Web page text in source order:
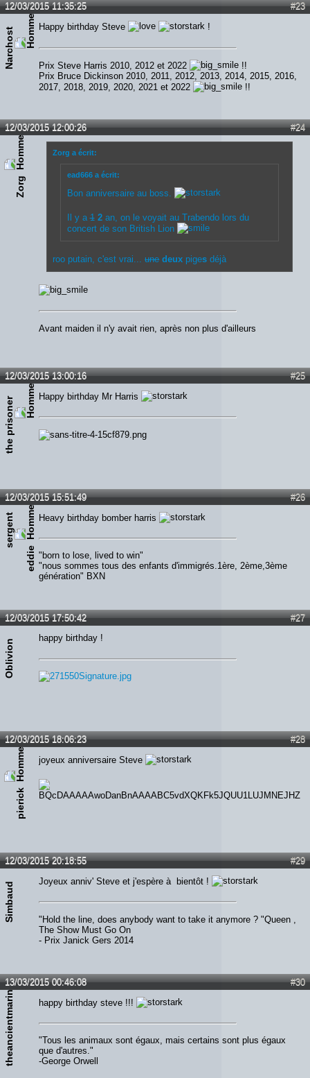
#23
12/03/2015 11:35:25
Narchost Happy birthday Steve !
Prix Steve Harris 2010, 2012 et 2022
!!
Prix Bruce Dickinson 2010, 2011, 2012, 2013, 2014, 2015, 2016,
2017, 2018, 2019, 2020, 2021 et 2022
!!
#24
12/03/2015 12:00:26
Zorg
Zorg a écrit:
ead666 a écrit:
Bon anniversaire au boss.
Il y a1 2an, on le voyait au Trabendo lors du
concert de son British Lion
roo putain, c'est vrai...une deux piges déjà
Avant maiden il n'y avait rien, après non plus d'ailleurs
#25
12/03/2015 13:00:16
the prisoner Happy birthday Mr Harris
#26
12/03/2015 15:51:49
s
e
r
g
e
n
t
e
d
d
i
e
Heavy birthday bomber harris
"born to lose, lived to win"
"nous sommes tous des enfants d'immigrés.1ère, 2ème,3ème
génération" BXN
#27
12/03/2015 17:50:42
Oblivion
happy birthday !
#28
12/03/2015 18:06:23
pierick
joyeux anniversaire Steve
#29
12/03/2015 20:18:55
Simbaud Joyeux anniv' Steve et j'espère à bientôt !
"Hold the line, does anybody want to take it anymore ? "Queen ,
The Show Must Go On
- Prix Janick Gers 2014
#30
13/03/2015 00:46:08
theancientmariner happy birthday steve !!!
"Tous les animaux sont égaux, mais certains sont plus égaux
que d'autres."
-George Orwell